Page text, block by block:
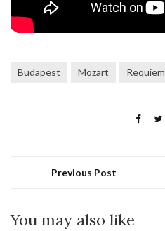
Budapest Mozart Requiem
Previous Post
You may also like